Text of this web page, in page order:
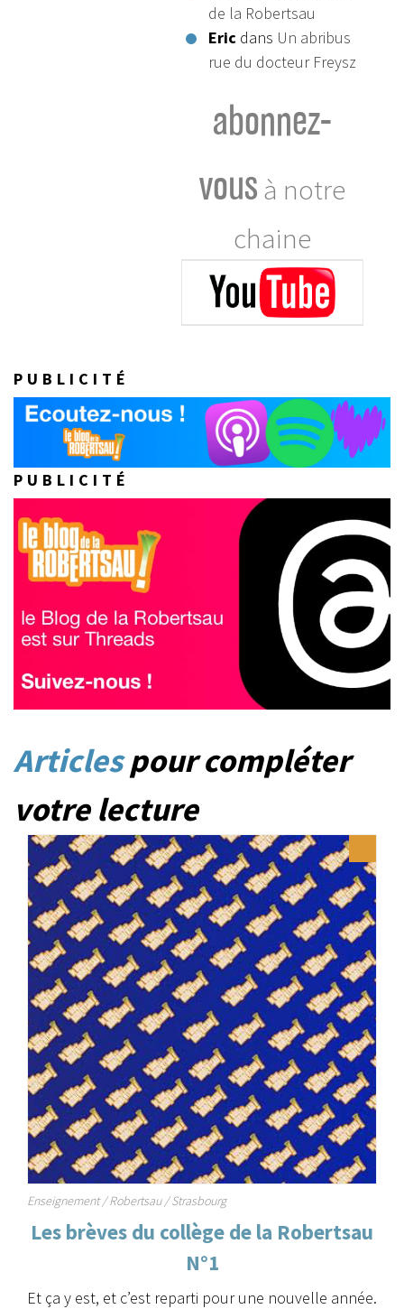
de la Robertsau
Eric dans Un abribus
rue du docteur Freysz
abonnez-
vous à notre
chaine
PUBLICITÉ
PUBLICITÉ
Articlespour compléter
votre lecture
Enseignement / Robertsau / Strasbourg
Les brèves du collège de la Robertsau
N°1
Et ça y est, et c’est reparti pour une nouvelle année.